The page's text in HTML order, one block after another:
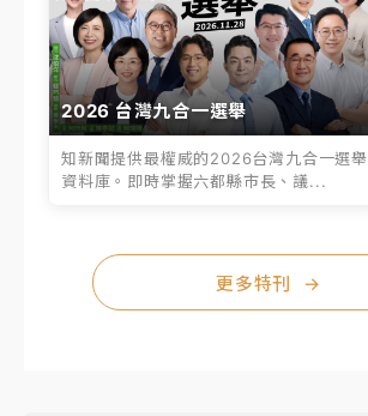
2026 台灣九合一選舉
知新聞提供最權威的2026台灣九合一選舉
資料庫。即時掌握六都縣市長、議...
更多特刊 →